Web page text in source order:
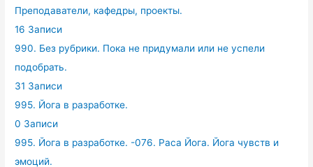
Преподаватели, кафедры, проекты.
16 Записи
990. Без рубрики. Пока не придумали или не успели
подобрать.
31 Записи
995. Йога в разработке.
0 Записи
995. Йога в разработке. -076. Раса Йога. Йога чувств и
эмоций.